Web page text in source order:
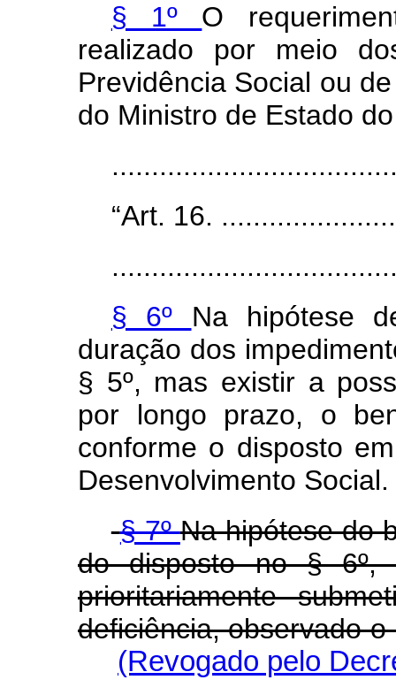
§ 1º O
realizado por meio
Previdência Social ou
do Ministro de Estado
“Art. 16.
§ 6º Na hipótese
duração dos
§ 5º, mas existir a
por longo prazo, o
conforme o disposto
Desenvolvimento Social.
§ 7ºNa hipótese do
do disposto no § 6º,
prioritariamente
deficiência, observado
(Revogado pelo